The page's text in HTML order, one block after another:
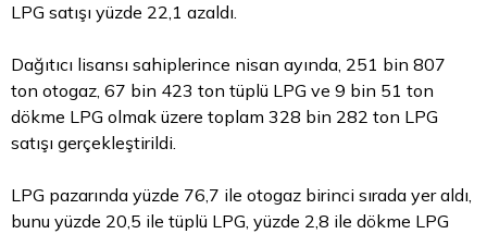
LPG satışı yüzde 22,1 azaldı.
Dağıtıcı lisansı sahiplerince nisan ayında, 251 bin 807
ton otogaz, 67 bin 423 ton tüplü LPG ve 9 bin 51 ton
dökme LPG olmak üzere toplam 328 bin 282 ton LPG
satışı gerçekleştirildi.
LPG pazarında yüzde 76,7 ile otogaz birinci sırada yer aldı,
bunu yüzde 20,5 ile tüplü LPG, yüzde 2,8 ile dökme LPG